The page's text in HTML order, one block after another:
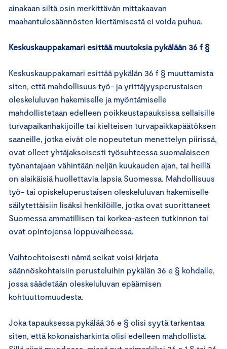
ainakaan siltä osin merkittävän mittakaavan
maahantulosäännösten kiertämisestä ei voida puhua.
Keskuskauppakamari esittää muutoksia pykälään 36 f §
Keskuskauppakamari esittää pykälän 36 f § muuttamista
siten, että mahdollisuus työ- ja yrittäjyysperustaisen
oleskeluluvan hakemiselle ja myöntämiselle
mahdollistetaan edelleen poikkeustapauksissa sellaisille
turvapaikanhakijoille tai kielteisen turvapaikkapäätöksen
saaneille, jotka eivät ole nopeutetun menettelyn piirissä,
ovat olleet yhtäjaksoisesti työsuhteessa suomalaiseen
työnantajaan vähintään neljän kuukauden ajan, tai heillä
on alaikäisiä huollettavia lapsia Suomessa. Mahdollisuus
työ- tai opiskeluperustaisen oleskeluluvan hakemiselle
säilytettäisiin lisäksi henkilöille, jotka ovat suorittaneet
Suomessa ammatillisen tai korkea-asteen tutkinnon tai
ovat opintojensa loppuvaiheessa.
Vaihtoehtoisesti nämä seikat voisi kirjata
säännöskohtaisiin perusteluihin pykälän 36 e § kohdalle,
jossa säädetään oleskeluluvan epäämisen
kohtuuttomuudesta.
Joka tapauksessa pykälää 36 e § olisi syytä tarkentaa
siten, että kokonaisharkinta olisi edelleen mahdollista.